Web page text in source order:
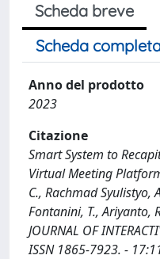
Scheda breve
Scheda
Anno del prodotto
2023
Citazione
Smart System to
Virtual Meeting
C., Rachmad Syulistyo,
Fontanini, T., Ariyanto,
JOURNAL OF
ISSN 1865-7923. -